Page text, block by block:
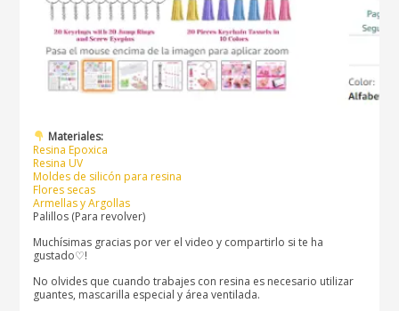
Materiales:
Resina Epoxica
Resina UV
Moldes de silicón para resina
Flores secas
Armellas y Argollas
Palillos (Para revolver)
Muchísimas gracias por ver el video y compartirlo si te ha
gustado♡!
No olvides que cuando trabajes con resina es necesario utilizar
guantes, mascarilla especial y área ventilada.